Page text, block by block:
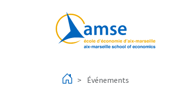
Événements